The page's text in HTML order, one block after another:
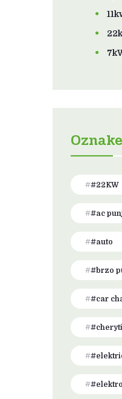
#22KW
#ac
#auto
#brzo
#car